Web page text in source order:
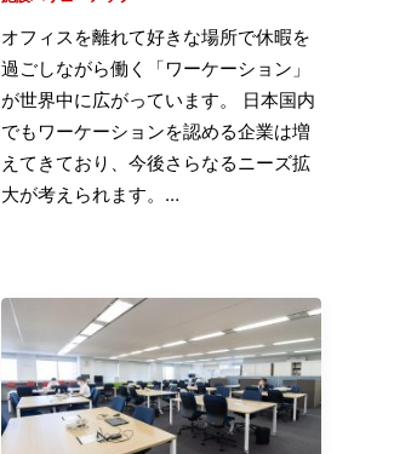
オフィスを離れて好きな場所で休暇を
過ごしながら働く「ワーケーション」
が世界中に広がっています。 日本国内
でもワーケーションを認める企業は増
えてきており、今後さらなるニーズ拡
大が考えられます。…